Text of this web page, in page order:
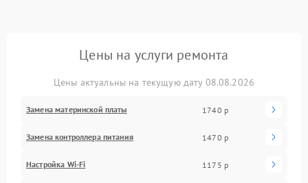
Цены на услуги ремонта
Цены актуальны на текущую дату 08.08.2026
Замена материнской платы 1740 р
Замена контроллера питания 1470 р
Настройка Wi-Fi 1175 р